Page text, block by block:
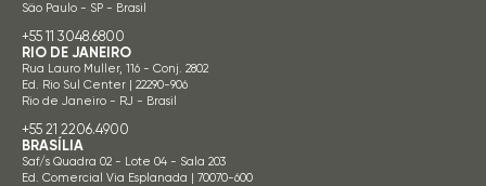
São Paulo - SP - Brasil
+55 11 3048.6800
RIO DE JANEIRO
Rua Lauro Muller, 116 - Conj. 2802
Ed. Rio Sul Center | 22290-906
Rio de Janeiro - RJ - Brasil
+55 21 2206.4900
BRASÍLIA
Saf/s Quadra 02 - Lote 04 - Sala 203
Ed. Comercial Via Esplanada | 70070-600